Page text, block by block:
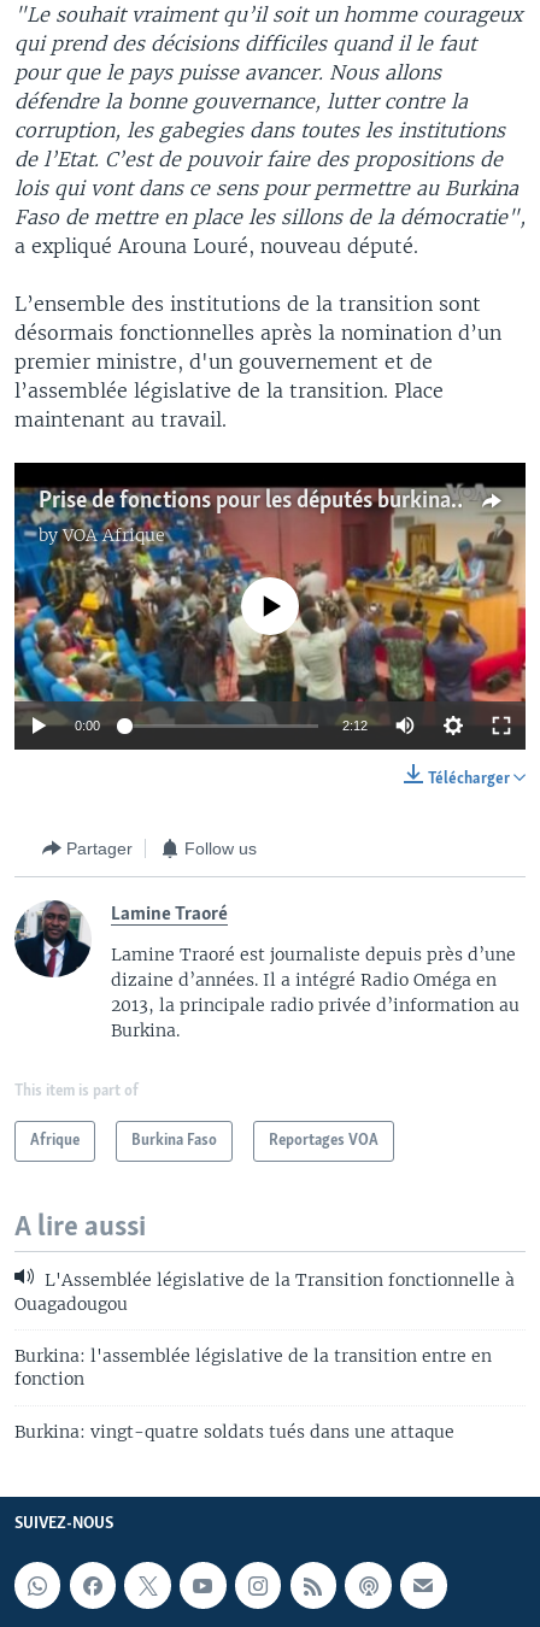
"Le souhait vraiment qu’il soit un homme courageux
qui prend des décisions difficiles quand il le faut
pour que le pays puisse avancer. Nous allons
défendre la bonne gouvernance, lutter contre la
corruption, les gabegies dans toutes les institutions
de l’Etat. C’est de pouvoir faire des propositions de
lois qui vont dans ce sens pour permettre au Burkina
Faso de mettre en place les sillons de la démocratie",
a expliqué Arouna Louré, nouveau député.
L’ensemble des institutions de la transition sont
désormais fonctionnelles après la nomination d’un
premier ministre, d'un gouvernement et de
l’assemblée législative de la transition. Place
maintenant au travail.
Prise de fonctions pour les députés burkinabè
byVOA Afrique
No media source currently available
0:00 2:12
Télécharger
Partager Follow us
Lamine Traoré
Lamine Traoré est journaliste depuis près d’une
dizaine d’années. Il a intégré Radio Oméga en
2013, la principale radio privée d’information au
Burkina.
This item is part of
Afrique Burkina Faso Reportages VOA
A lire aussi
L'Assemblée législative de la Transition fonctionnelle à
Ouagadougou
Burkina: l'assemblée législative de la transition entre en
fonction
Burkina: vingt-quatre soldats tués dans une attaque
SUIVEZ-NOUS